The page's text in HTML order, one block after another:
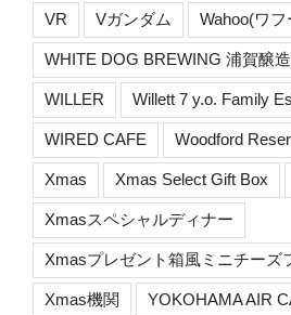
VR Vガンダム Wahoo(ワフ
WHITE DOG BREWING 浦賀醸
WILLER Willett 7 y.o. Family
WIRED CAFE Woodford
Xmas Xmas Select Gift Box
Xmasスペシャルディナー
Xmasプレゼント箱風ミニチーズ
Xmas機関 YOKOHAMA AIR